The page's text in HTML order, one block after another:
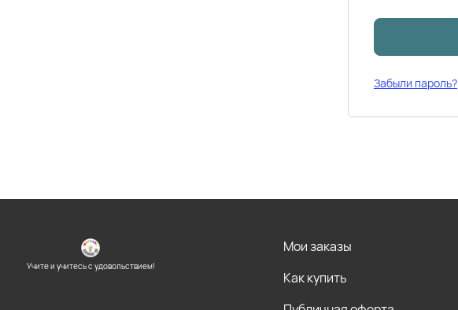
Забыли пароль?
Учите и учитесь с удовольствием!
Мои заказы
Как купить